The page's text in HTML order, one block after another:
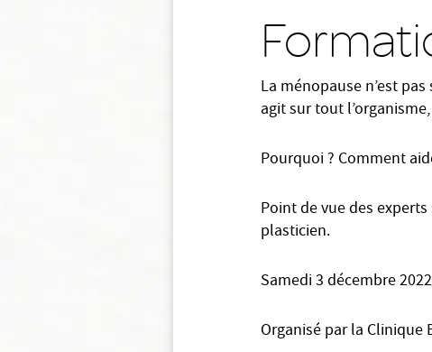
La ménopause n’est
agit sur tout
Pourquoi ? Comment
Point de vue des
plasticien.
Samedi 3 décembre
Organisé par la Clinique